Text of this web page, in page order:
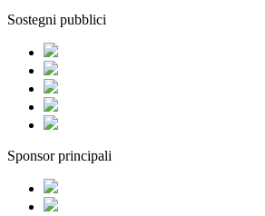
Sostegni pubblici
Sponsor principali